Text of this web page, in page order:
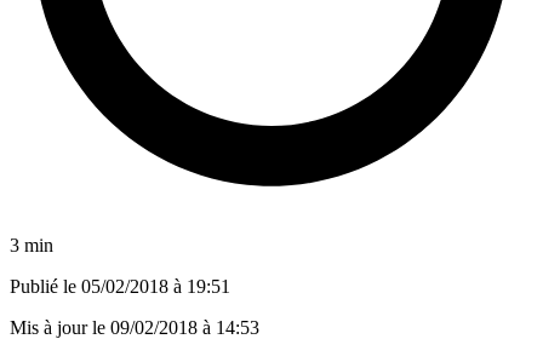
3 min
Publié le 05/02/2018 à 19:51
Mis à jour le 09/02/2018 à 14:53